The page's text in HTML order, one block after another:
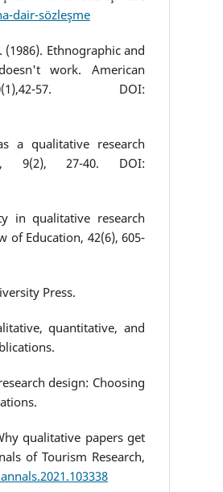
dair-sözleşme
(1986). Ethnographic and
work. American
57. DOI:
a qualitative research
9(2), 27-40. DOI:
in qualitative research
of Education, 42(6), 605-
Press.
quantitative, and
design: Choosing
qualitative papers get
of Tourism Research,